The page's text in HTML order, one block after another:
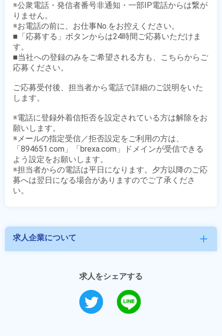
※公衆電話・発信者番号非通知・一部IP電話からは繋が
りません。
※お電話の前に、お仕事No.をお控えください。
■「応募する」ボタンからは24時間ご応募いただけま
す。
■当社への登録のみをご希望される方も、こちらからご
応募ください。
ご応募受付後、担当者から電話で詳細のご説明をいた
します。
※電話に登録外着信拒否を設定されている方は解除をお
願いします。
※メールの指定受信／拒否設定をご利用の方は、
「894651.com」「brexa.com」ドメインが受信できる
よう設定をお願いします。
※担当者からの電話は平日になります。夕方以降のご応
募へは翌日になる場合がありますのでご了承くださ
求人企業について add
求人をシェアする